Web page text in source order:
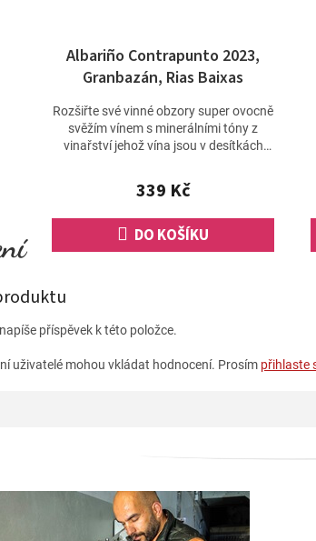
Albariño Contrapunto 2023,
Granbazán, Rias Baixas
339 Kč
DO KOŠÍKU
Rozšiřte své vinné obzory super ovocně
svěžím vínem s minerálními tóny z
vinařství jehož vína jsou v desítkách
pravidelně...
příspěvek k této položce.
uživatelé mohou vkládat hodnocení. Prosím přihlaste